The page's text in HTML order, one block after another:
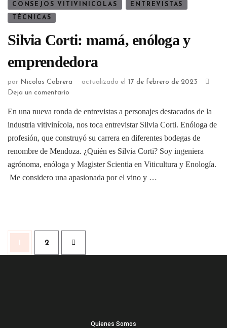
CONSEJOS VITIVINICOLAS ENTREVISTAS
TÉCNICAS
Silvia Corti: mamá, enóloga y
emprendedora
por Nicolas Cabrera actualizado el 17 de febrero de 2023
Deja un comentario
En una nueva ronda de entrevistas a personajes destacados de la
industria vitivinícola, nos toca entrevistar Silvia Corti. Enóloga de
profesión, que construyó su carrera en diferentes bodegas de
renombre de Mendoza. ¿Quién es Silvia Corti? Soy ingeniera
agrónoma, enóloga y Magister Scientia en Viticultura y Enología.
Me considero una apasionada por el vino y …
2
Quienes Somos